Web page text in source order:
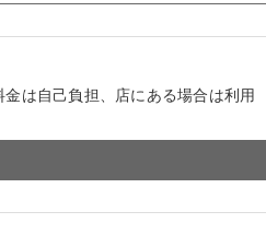
は自己負担、店にある場合は利用